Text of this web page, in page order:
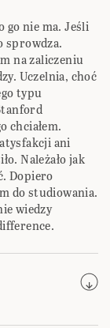
go nie ma. Jeśli
sprowdza.
na zaliczeniu
Uczelnia, choć
typu
chciałem.
ani
Należało jak
Dopiero
do studiowania.
wiedzy